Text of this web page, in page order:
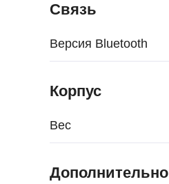
Связь
Версия Bluetooth
Корпус
Вес
Дополнительно